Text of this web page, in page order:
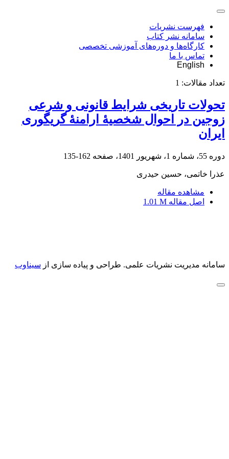
فهرست نشریات
سامانه نشر کتاب
کارگاه‌ها و دوره‌های آموزشی تخصصی
تماس با ما
English
تعداد مقالات: 1
تحولات تاریخی شرایط قانونی و شرعی
زوجین در احوال شخصیۀ ارامنۀ گریگوری
ایران
دوره 55، شماره 1، شهریور 1401، صفحه 162-135
عذرا خاتمی، حسین حیدری
مشاهده مقاله
اصل مقاله 1.01 M
سامانه مدیریت نشریات علمی. طراحی و پیاده سازی از سیناوب